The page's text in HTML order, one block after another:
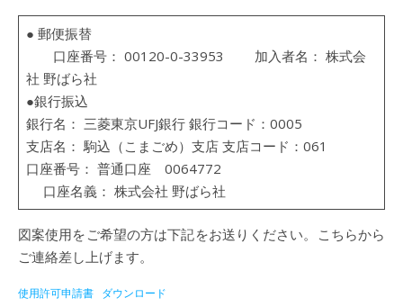
● 郵便振替
口座番号： 00120-0-33953 加入者名： 株式会
社 野ばら社
●銀行振込
銀行名： 三菱東京UFJ銀行 銀行コード：0005
支店名： 駒込（こまごめ）支店 支店コード：061
口座番号： 普通口座 0064772
口座名義： 株式会社 野ばら社
図案使用をご希望の方は下記をお送りください。こちらから
ご連絡差し上げます。
使用許可申請書 ダウンロード